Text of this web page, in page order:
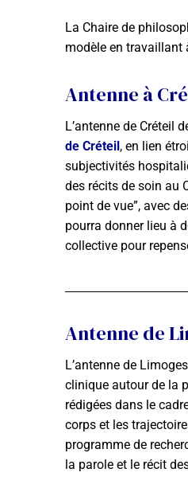
La Chaire de
modèle en travaillant
Antenne à
L’antenne de Créteil
de Créteil , en lien
subjectivités
des récits de soin au
point de vue”, avec
pourra donner lieu à
collective pour
Antenne de
L’antenne de
clinique autour de la
rédigées dans le
corps et les
programme de
la parole et le récit